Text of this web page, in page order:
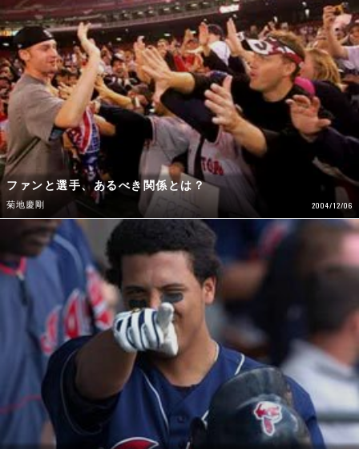
ファンと選手、あるべき関係とは？
菊地慶剛 2004/12/06